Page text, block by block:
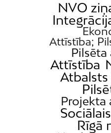
NVO
Attīstība;
Attīstība
Projekta
Rīgā